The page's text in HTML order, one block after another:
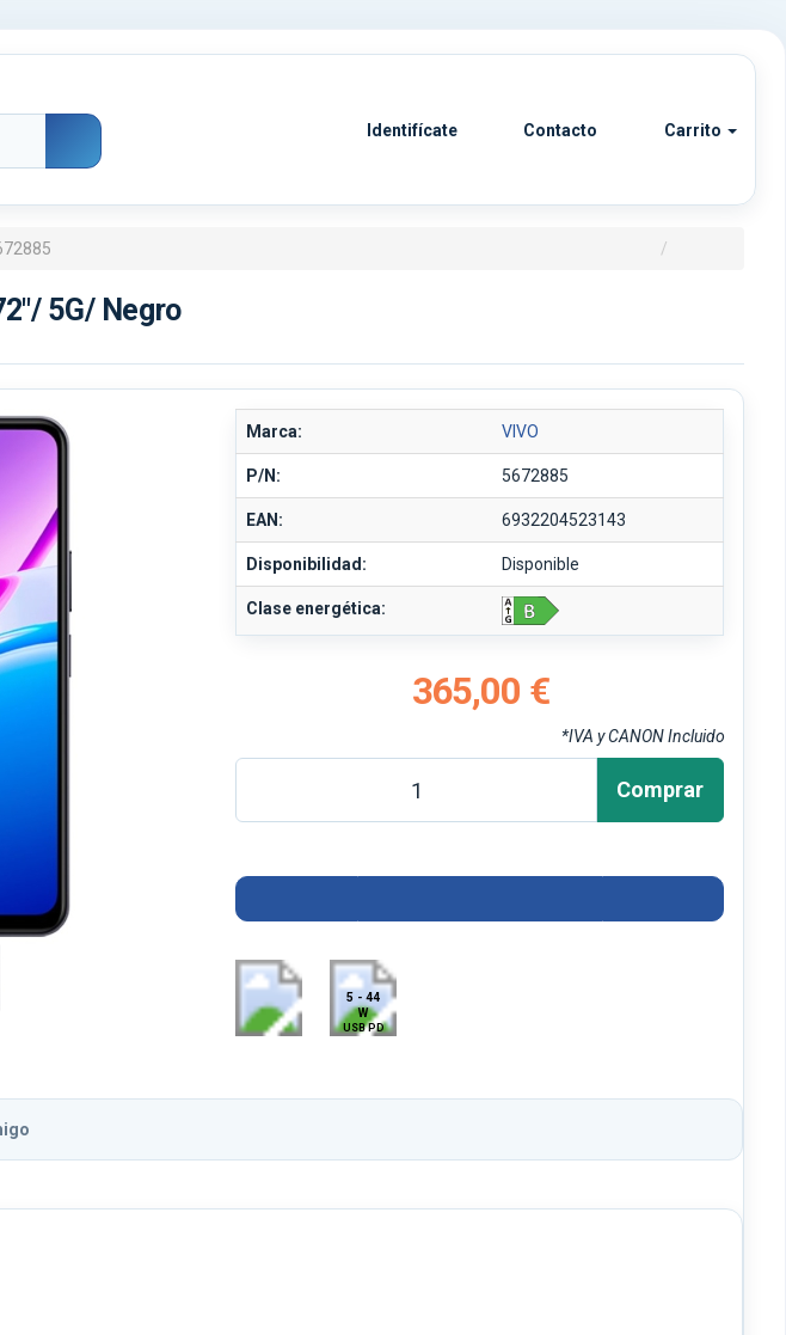
Identifícate Contacto Carrito
5G/ Negro
Marca: VIVO
P/N: 5672885
EAN: 6932204523143
Disponibilidad: Disponible
Clase energética:
365,00 €
*IVA y CANON Incluido
Comprar
5 - 44
W
USB PD